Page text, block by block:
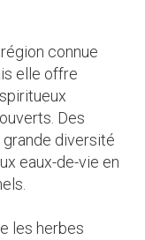
connue
elle offre
Des
diversité
eaux-de-vie en
les herbes